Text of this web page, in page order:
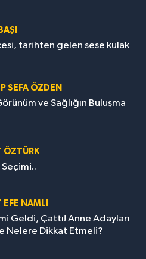
tarihten gelen sese kulak
SEFA ÖZDEN
ve Sağlığın Buluşma
ÖZTÜRK
Seçimi..
EFE NAMLI
Geldi, Çattı! Anne Adayları
Nelere Dikkat Etmeli?